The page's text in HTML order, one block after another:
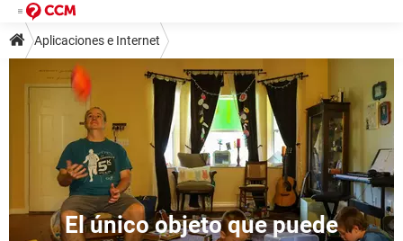
Aplicaciones e Internet
El único objeto que puede